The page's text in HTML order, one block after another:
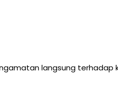
langsung terhadap